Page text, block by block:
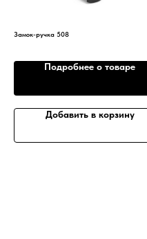
Замок-ручка 508
Подробнее о товаре
Добавить в корзину